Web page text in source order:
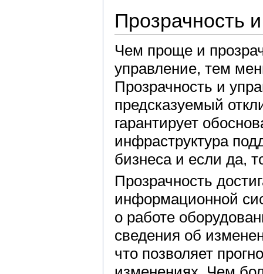
Прозрачность
Чем проще и
управление, тем
Прозрачность и
предсказуемый
гарантирует
инфраструктура
бизнеса и если да,
Прозрачность
информационной
о работе
сведения об
что позволяет